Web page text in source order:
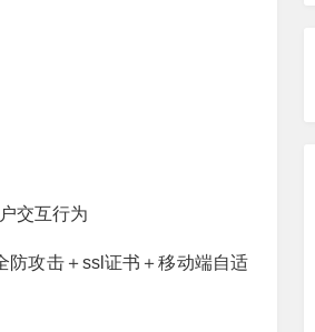
交互行为
防攻击＋ssl证书＋移动端自适